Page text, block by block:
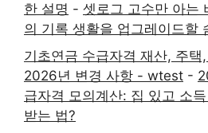
한 설명 - 셋로그 고수만 아는
의 기록 생활을 업그레이드할
기초연금 수급자격 재산, 주택
2026년 변경 사항 - wtest -
급자격 모의계산: 집 있고 소
받는 법?